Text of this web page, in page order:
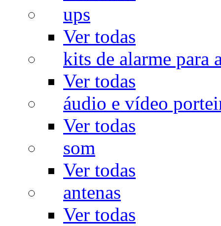
ups
Ver todas
kits de alarme para
Ver todas
áudio e vídeo
Ver todas
som
Ver todas
antenas
Ver todas